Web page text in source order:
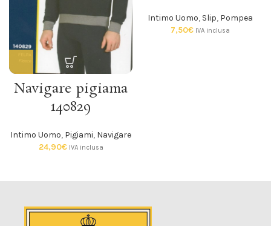
Navigare pigiama
140829
Intimo Uomo, Pigiami, Navigare
24,90€ IVA inclusa
Intimo Uomo, Slip, Pompea
7,50€ IVA inclusa